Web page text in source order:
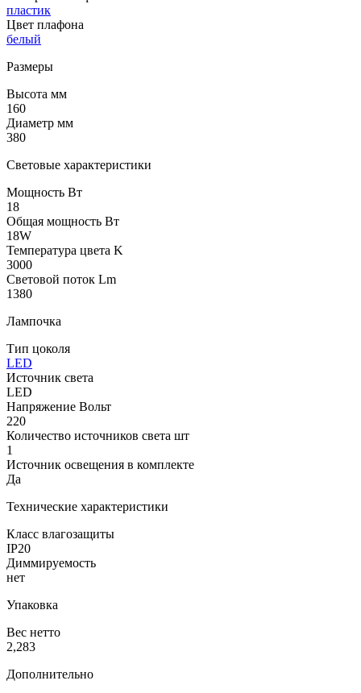
пластик
Цвет плафона
белый
Размеры
Высота мм
160
Диаметр мм
380
Световые характеристики
Мощность Вт
18
Общая мощность Вт
18W
Температура цвета K
3000
Световой поток Lm
1380
Лампочка
Тип цоколя
LED
Источник света
LED
Напряжение Вольт
220
Количество источников света шт
1
Источник освещения в комплекте
Да
Технические характеристики
Класс влагозащиты
IP20
Диммируемость
нет
Упаковка
Вес нетто
2,283
Дополнительно